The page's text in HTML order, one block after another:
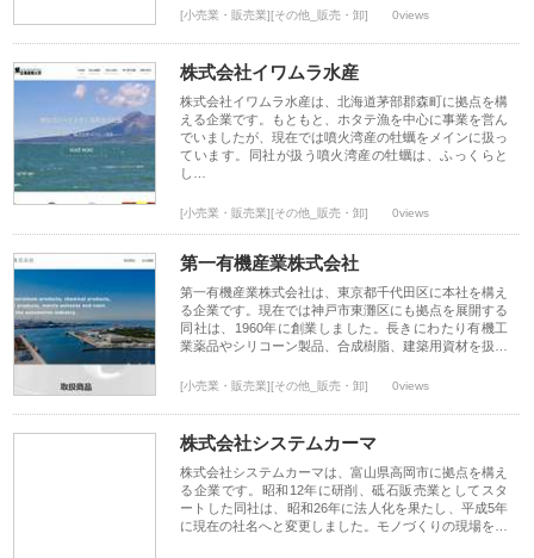
[小売業・販売業][その他_販売・卸] 0views
株式会社イワムラ水産
株式会社イワムラ水産は、北海道茅部郡森町に拠点を構
える企業です。もともと、ホタテ漁を中心に事業を営ん
でいましたが、現在では噴火湾産の牡蠣をメインに扱っ
ています。同社が扱う噴火湾産の牡蠣は、ふっくらと
し…
[小売業・販売業][その他_販売・卸] 0views
第一有機産業株式会社
第一有機産業株式会社は、東京都千代田区に本社を構え
る企業です。現在では神戸市東灘区にも拠点を展開する
同社は、1960年に創業しました。長きにわたり有機工
業薬品やシリコーン製品、合成樹脂、建築用資材を扱…
[小売業・販売業][その他_販売・卸] 0views
株式会社システムカーマ
株式会社システムカーマは、富山県高岡市に拠点を構え
る企業です。昭和12年に研削、砥石販売業としてスタ
ートした同社は、昭和26年に法人化を果たし、平成5年
に現在の社名へと変更しました。モノづくりの現場を…